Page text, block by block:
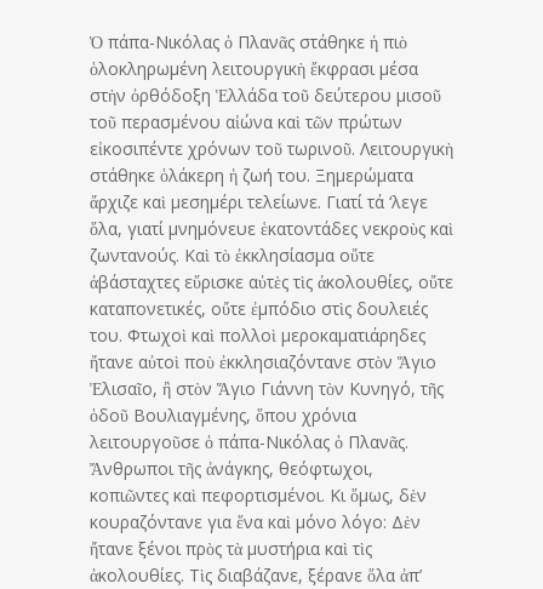
Ὁ πάπα-Νικόλας ὁ Πλανᾶς στάθηκε ἡ πιὸ
ὁλοκληρωμένη λειτουργικὴ ἔκφρασι μέσα
στὴν ὀρθόδοξη Ἑλλάδα τοῦ δεύτερου μισοῦ
τοῦ περασμένου αἰώνα καὶ τῶν πρώτων
εἰκοσιπέντε χρόνων τοῦ τωρινοῦ. Λειτουργικὴ
στά­θηκε ὁλάκερη ἡ ζωή του. Ξη­μερώματα
ἄρχιζε καὶ μεσημέρι τελείωνε. Γιατί τά ‘λεγε
ὅλα, γιατί μνημόνευε ἑκατοντάδες νεκροὺς καὶ
ζωντανούς. Καὶ τὸ ἐκκλησί­ασμα οὔτε
ἀβάσταχτες εὕρισκε αὐτὲς τὶς ἀκολουθίες, οὔτε
καταπονετικές, οὔτε ἐμπόδιο στὶς δουλειές
του. Φτωχοὶ καὶ πολ­λοὶ μεροκαματιάρηδες
ἤτανε αὐτοὶ ποὺ ἐκκλησιαζόντανε στὸν Ἅγιο
Ἐλισαῖο, ἢ στὸν Ἅγιο Γιάννη τὸν Κυνηγό, τῆς
ὁδοῦ Βουλιαγ­μένης, ὅπου χρόνια
λειτουργοῦσε ὁ πάπα-Νικόλας ὁ Πλανᾶς.
Ἄνθρωποι τῆς ἀνάγκης, θεόφτωχοι,
κοπιῶντες καὶ πεφορτισμένοι. Κι ὅμως, δὲν
κουραζόντανε για ἕνα καὶ μόνο λόγο: Δὲν
ἤτανε ξένοι πρὸς τὰ μυστήρια καὶ τὶς
ἀκολουθίες. Τὶς διαβάζανε, ξέρανε ὅλα ἀπ’